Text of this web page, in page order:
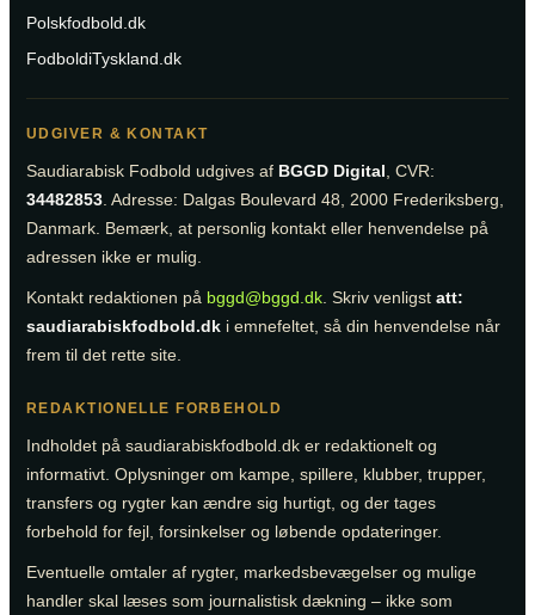
Polskfodbold.dk
FodboldiTyskland.dk
UDGIVER & KONTAKT
Saudiarabisk Fodbold udgives af BGGD Digital, CVR:
34482853. Adresse: Dalgas Boulevard 48, 2000 Frederiksberg,
Danmark. Bemærk, at personlig kontakt eller henvendelse på
adressen ikke er mulig.
Kontakt redaktionen på bggd@bggd.dk. Skriv venligst att:
saudiarabiskfodbold.dk i emnefeltet, så din henvendelse når
frem til det rette site.
REDAKTIONELLE FORBEHOLD
Indholdet på saudiarabiskfodbold.dk er redaktionelt og
informativt. Oplysninger om kampe, spillere, klubber, trupper,
transfers og rygter kan ændre sig hurtigt, og der tages
forbehold for fejl, forsinkelser og løbende opdateringer.
Eventuelle omtaler af rygter, markedsbevægelser og mulige
handler skal læses som journalistisk dækning – ikke som